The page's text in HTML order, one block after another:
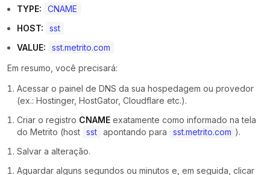
TYPE:
CNAME
HOST:
sst
VALUE:
sst.metrito.com
Em resumo, você precisará:
Acessar o painel de DNS da sua hospedagem ou provedor
(ex.: Hostinger, HostGator, Cloudflare etc.).
Criar o registro CNAME exatamente como informado na tela
do Metrito (host sst apontando para sst.metrito.com ).
Salvar a alteração.
Aguardar alguns segundos ou minutos e, em seguida, clicar